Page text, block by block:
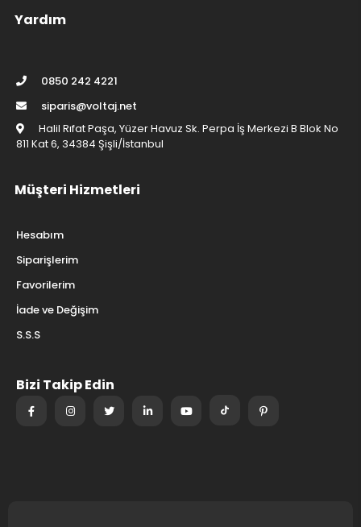
Yardım
0850 242 4221
siparis@voltaj.net
Halil Rıfat Paşa, Yüzer Havuz Sk. Perpa İş Merkezi B Blok No
811 Kat 6, 34384 Şişli/İstanbul
Müşteri Hizmetleri
Hesabım
Siparişlerim
Favorilerim
İade ve Değişim
S.S.S
Bizi Takip Edin